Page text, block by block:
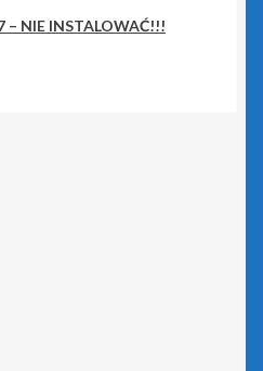
NIE INSTALOWAĆ!!!